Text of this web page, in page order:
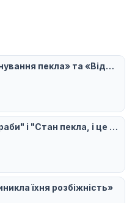
пекла» та
і "Стан пекла, і це і те"
їхня розбіжність»